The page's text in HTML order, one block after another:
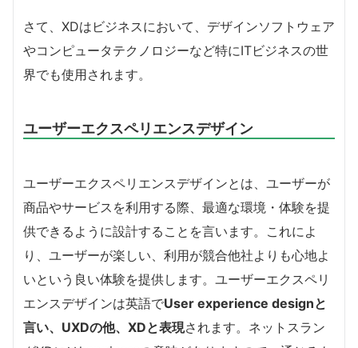
さて、XDはビジネスにおいて、デザインソフトウェア
やコンピュータテクノロジーなど特にITビジネスの世
界でも使用されます。
ユーザーエクスペリエンスデザイン
ユーザーエクスペリエンスデザインとは、ユーザーが
商品やサービスを利用する際、最適な環境・体験を提
供できるように設計することを言います。これによ
り、ユーザーが楽しい、利用が競合他社よりも心地よ
いという良い体験を提供します。ユーザーエクスペリ
エンスデザインは英語でUser experience designと
言い、UXDの他、XDと表現されます。ネットスラン